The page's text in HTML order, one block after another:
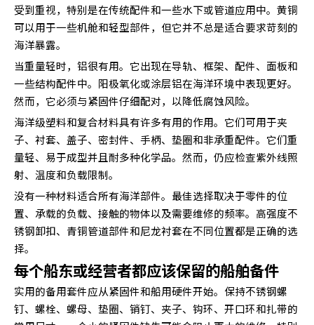
受到重视，特别是在传统配件和一些水下或管道应用中。黄铜
可以用于一些机舱和轻型部件，但它并不总是适合要求苛刻的
海洋暴露。
当重量轻时，铝很有用。它出现在导轨、框架、配件、面板和
一些结构配件中。阳极氧化或涂层铝在海洋环境中表现更好。
然而，它必须与紧固件仔细配对，以降低腐蚀风险。
海洋级塑料和复合材料具有许多有用的作用。它们可用于夹
子、衬套、盖子、密封件、手柄、垫圈和非承重配件。它们重
量轻、易于成型并且耐多种化学品。然而，仍应检查紫外线照
射、温度和负载限制。
没有一种材料适合所有海洋部件。最佳选择取决于零件的位
置、承载的负载、接触的物体以及需要维修的频率。高强度不
锈钢卸扣、青铜管道部件和尼龙衬套在不同位置都是正确的选
择。
每个船东或经营者都应该保留的船舶备件
实用的备用套件应从紧固件和船用硬件开始。保持不锈钢螺
钉、螺栓、螺母、垫圈、销钉、夹子、钩环、开口环和扎带的